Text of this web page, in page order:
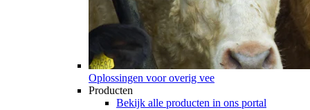
Oplossingen voor overig vee
Producten
Bekijk alle producten in ons portal